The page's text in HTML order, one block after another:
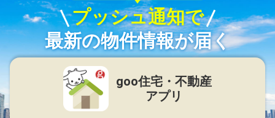
プッシュ通知で
最新の物件情報が届く
goo住宅・不動産
アプリ